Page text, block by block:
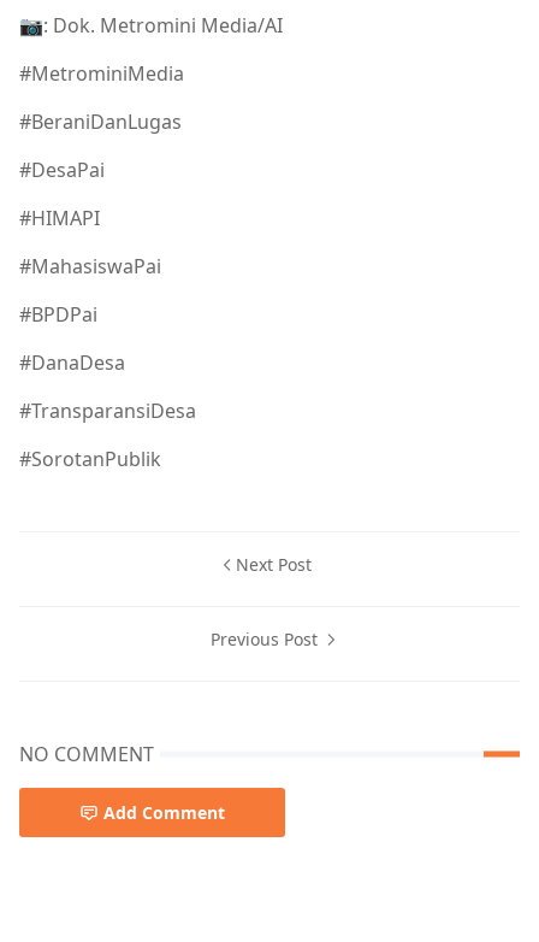
📷: Dok. Metromini Media/AI
#MetrominiMedia
#BeraniDanLugas
#DesaPai
#HIMAPI
#MahasiswaPai
#BPDPai
#DanaDesa
#TransparansiDesa
#SorotanPublik
Next Post
Previous Post
NO COMMENT
Add Comment